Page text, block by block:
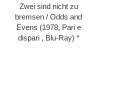
Zwei sind nicht zu
bremsen /​ Odds and
Evens (1978, Pari e
dispari , Blu-Ray)